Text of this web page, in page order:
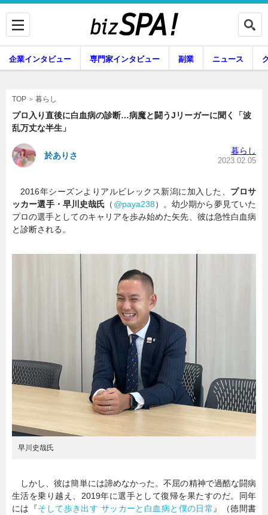
専門家インタビュー
副業 ニュース
連載一覧
企業インタビュー 専門家インタビュー 副業 ニュース
TOP 暮らし
プロ入り直後に白血病の診断…病魔と闘うJリーガーに聞く「波
乱万丈な半生」
於ありさ 暮らし
2023.02.05
2016年シーズンよりアルビレックス新潟に加入した、 プロサ
ッカー選手・早川史哉氏 （ @paya238）。幼少期から夢見ていた
プロの選手としてのキャリアを歩み始めた矢先、彼は急性白血病
と診断される。
早川史哉氏
しかし、彼は簡単には諦めなかった。不屈の精神で過酷な闘病
生活を乗り越え、2019年に選手として復帰を果たすのだ。同年
には『そして歩き出す サッカーと白血病と僕の日常 』（徳間書